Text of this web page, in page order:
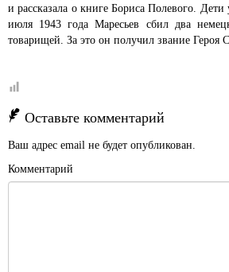
и рассказала о книге Бориса Полевого.
июля 1943 года Маресьев сбил два
товарищей. За это он получил звание Героя
Оставьте комментарий
Ваш адрес email не будет опубликован.
Комментарий